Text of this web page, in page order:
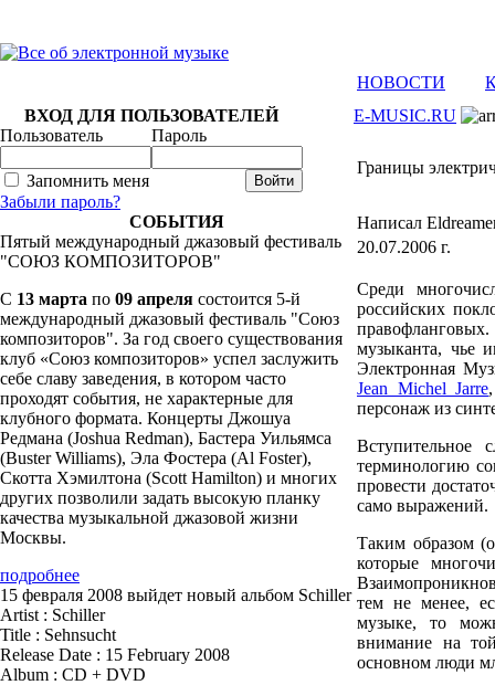
НОВОСТИ
ВХОД ДЛЯ ПОЛЬЗОВАТЕЛЕЙ
Пользователь
Пароль
Запомнить меня
Забыли пароль?
СОБЫТИЯ
Пятый международный джазовый фестиваль
"СОЮЗ КОМПОЗИТОРОВ"
C 13 марта по 09 апреля состоится 5-й
международный джазовый фестиваль "Союз
композиторов". За год своего существования
клуб «Союз композиторов» успел заслужить
себе славу заведения, в котором часто
проходят события, не характерные для
клубного формата. Концерты Джошуа
Редмана (Joshua Redman), Бастера Уильямса
(Buster Williams), Эла Фостера (Al Foster),
Скотта Хэмилтона (Scott Hamilton) и многих
других позволили задать высокую планку
качества музыкальной джазовой жизни
Москвы.
подробнее
15 февраля 2008 выйдет новый альбом Schiller
Artist : Schiller
Title : Sehnsucht
Release Date : 15 February 2008
Album : CD + DVD
E-MUSIC.RU
Границы
Написал
20.07.2006 г.
Среди
российских
музыканта, чье
Электронная
Jean Michel Jarre
персонаж из
Вступительное
терминологию
провести
само выражений.
Таким образом
которые
тем не менее,
музыке, то
внимание на
основном люди